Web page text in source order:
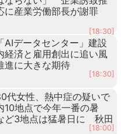
に産業労働部長が謝罪
[18:30]
AIデータセンター」建設
済と雇用創出に追い風
に大きな期待
[18:30]
代女性、熱中症の疑いで
地点で今年一番の暑
3地点は猛暑日に 秋田
[18:00]